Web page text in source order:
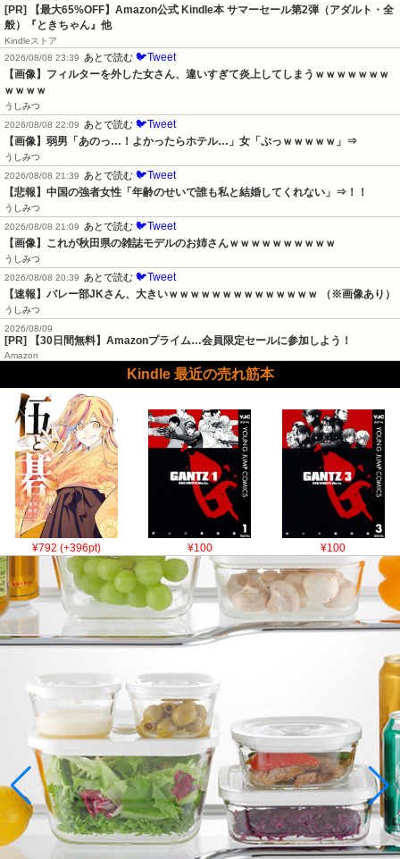
[PR]
【最大65%OFF】Amazon公式 Kindle本 サマーセール第2弾（アダルト・全
般）『ときちゃん』他
Kindleストア
2026/08/08 23:39
あとで読む 🐦Tweet
【画像】フィルターを外した女さん、違いすぎて炎上してしまうｗｗｗｗｗｗｗ
ｗｗｗｗ
うしみつ
2026/08/08 22:09
あとで読む 🐦Tweet
【画像】弱男「あのっ…！よかったらホテル…」女「ぷっｗｗｗｗｗ」⇒
うしみつ
2026/08/08 21:39
あとで読む 🐦Tweet
【悲報】中国の強者女性「年齢のせいで誰も私と結婚してくれない」⇒！！
うしみつ
2026/08/08 21:09
あとで読む 🐦Tweet
【画像】これが秋田県の雑誌モデルのお姉さんｗｗｗｗｗｗｗｗｗｗ
うしみつ
2026/08/08 20:39
あとで読む 🐦Tweet
【速報】バレー部JKさん、大きいｗｗｗｗｗｗｗｗｗｗｗｗｗｗ （※画像あり）
うしみつ
2026/08/09
[PR] 【30日間無料】Amazonプライム…会員限定セールに参加しよう！
Amazon
Kindle 最近の売れ筋本
¥792 (+396pt) ¥100 ¥100